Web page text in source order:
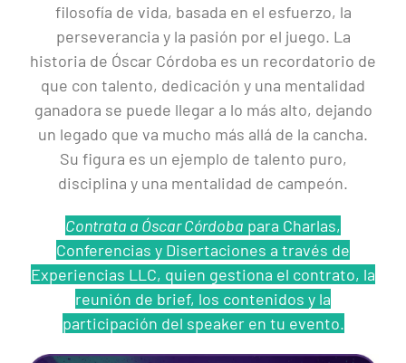
filosofía de vida, basada en el esfuerzo, la
perseverancia y la pasión por el juego. La
historia de Óscar Córdoba es un recordatorio de
que con talento, dedicación y una mentalidad
ganadora se puede llegar a lo más alto, dejando
un legado que va mucho más allá de la cancha.
Su figura es un ejemplo de talento puro,
disciplina y una mentalidad de campeón.
Contrata a Óscar Córdoba para Charlas,
Conferencias y Disertaciones a través de
Experiencias LLC, quien gestiona el contrato, la
reunión de brief, los contenidos y la
participación del speaker en tu evento.